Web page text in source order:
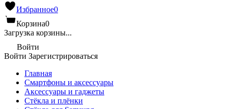
Избранное0
Корзина0
Загрузка корзины...
Войти
Войти Зарегистрироваться
Главная
Смартфоны и аксессуары
Аксессуары и гаджеты
Стёкла и плёнки